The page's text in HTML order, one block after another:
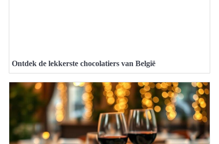
Ontdek de lekkerste chocolatiers van België